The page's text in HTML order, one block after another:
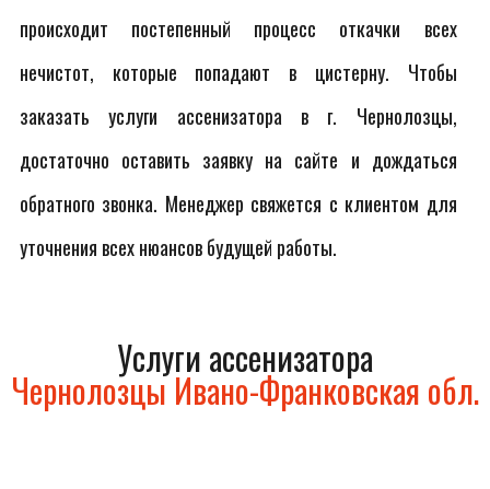
происходит постепенный процесс откачки всех
нечистот, которые попадают в цистерну. Чтобы
заказать услуги ассенизатора в г. Чернолозцы,
достаточно оставить заявку на сайте и дождаться
обратного звонка. Менеджер свяжется с клиентом для
уточнения всех нюансов будущей работы.
Услуги ассенизатора
Чернолозцы Ивано-Франковская обл.